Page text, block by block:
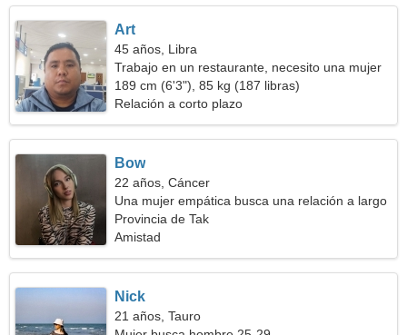
Art
45 años, Libra
Trabajo en un restaurante, necesito una mujer
extraordinaria
189 cm (6'3"), 85 kg (187 libras)
Relación a corto plazo
Bow
22 años, Cáncer
Una mujer empática busca una relación a largo
plazo
Provincia de Tak
Amistad
Nick
21 años, Tauro